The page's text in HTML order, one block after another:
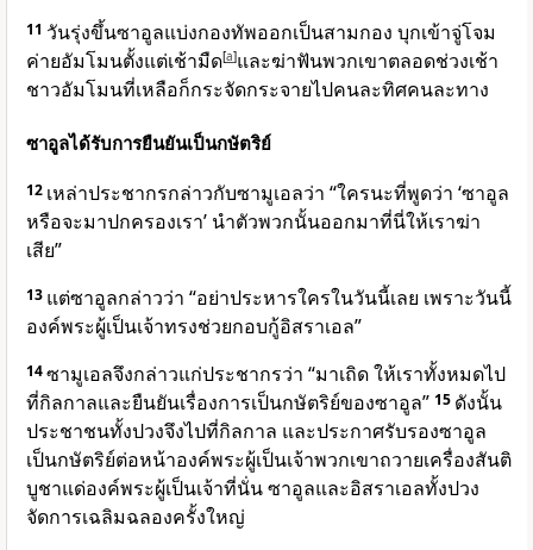
11 วันรุ่งขึ้นซาอูลแบ่งกองทัพออกเป็นสามกอง บุกเข้าจู่โจม
ค่ายอัมโมนตั้งแต่เช้ามืด[a]และฆ่าฟันพวกเขาตลอดช่วงเช้า
ชาวอัมโมนที่เหลือก็กระจัดกระจายไปคนละทิศคนละทาง
ซาอูลได้รับการยืนยันเป็นกษัตริย์
12 เหล่าประชากรกล่าวกับซามูเอลว่า “ใครนะที่พูดว่า ‘ซาอูล
หรือจะมาปกครองเรา’ นำตัวพวกนั้นออกมาที่นี่ให้เราฆ่า
เสีย”
13 แต่ซาอูลกล่าวว่า “อย่าประหารใครในวันนี้เลย เพราะวันนี้
องค์พระผู้เป็นเจ้าทรงช่วยกอบกู้อิสราเอล”
14ซามูเอลจึงกล่าวแก่ประชากรว่า “มาเถิด ให้เราทั้งหมดไป
ที่กิลกาลและยืนยันเรื่องการเป็นกษัตริย์ของซาอูล” 15 ดังนั้น
ประชาชนทั้งปวงจึงไปที่กิลกาล และประกาศรับรองซาอูล
เป็นกษัตริย์ต่อหน้าองค์พระผู้เป็นเจ้าพวกเขาถวายเครื่องสันติ
บูชาแด่องค์พระผู้เป็นเจ้าที่นั่น ซาอูลและอิสราเอลทั้งปวง
จัดการเฉลิมฉลองครั้งใหญ่